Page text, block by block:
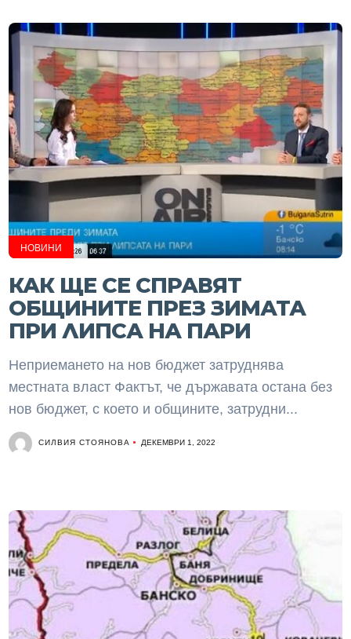
НОВИНИ
КАК ЩЕ СЕ СПРАВЯТ
ОБЩИНИТЕ ПРЕЗ ЗИМАТА
ПРИ ЛИПСА НА ПАРИ
Неприемането на нов бюджет затруднява
местната власт Фактът, че държавата остана без
нов бюджет, с което и общините, затрудни...
СИЛВИЯ СТОЯНОВА ДЕКЕМВРИ 1, 2022